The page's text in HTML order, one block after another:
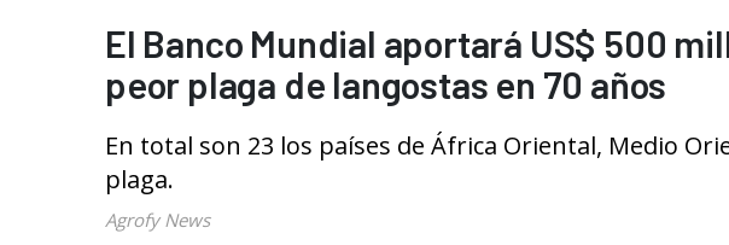
El Banco Mundial aportará US$ 500
peor plaga de langostas en 70 años
En total son 23 los países de África Oriental, Medio
plaga.
Agrofy News